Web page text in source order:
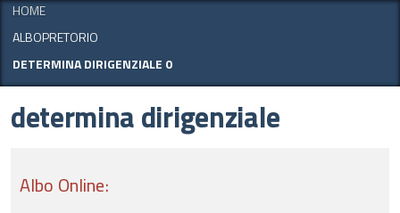
HOME
ALBOPRETORIO
DETERMINA DIRIGENZIALE 0
determina dirigenziale
Albo Online: